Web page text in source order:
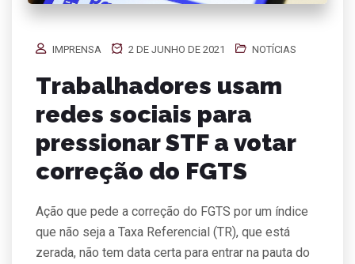
IMPRENSA 2 DE JUNHO DE 2021 NOTÍCIAS
Trabalhadores usam
redes sociais para
pressionar STF a votar
correção do FGTS
Ação que pede a correção do FGTS por um índice
que não seja a Taxa Referencial (TR), que está
zerada, não tem data certa para entrar na pauta do